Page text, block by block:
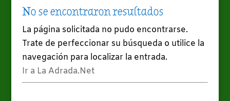
No se encontraron resultados
La página solicitada no pudo encontrarse.
Trate de perfeccionar su búsqueda o utilice la
navegación para localizar la entrada.
Ir a La Adrada.Net